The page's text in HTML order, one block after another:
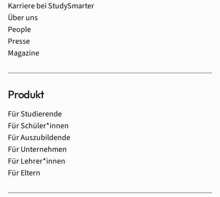
Karriere bei StudySmarter
Über uns
People
Presse
Magazine
Produkt
Für Studierende
Für Schüler*innen
Für Auszubildende
Für Unternehmen
Für Lehrer*innen
Für Eltern